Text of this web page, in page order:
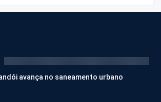
avança no saneamento urbano